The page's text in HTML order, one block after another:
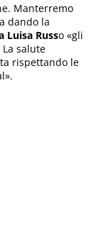
Manterremo
dando la
Luisa Russo «gli
salute
rispettando le